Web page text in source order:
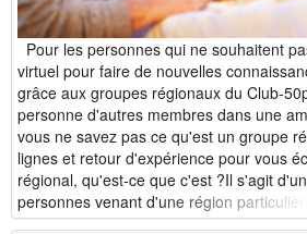
Pour les personnes qui ne souhaitent
virtuel pour faire de nouvelles
grâce aux groupes régionaux du Club-
personne d'autres membres dans une
vous ne savez pas ce qu'est un groupe
lignes et retour d'expérience pour vous
régional, qu'est-ce que c'est ?Il s'agit
personnes venant d'une région